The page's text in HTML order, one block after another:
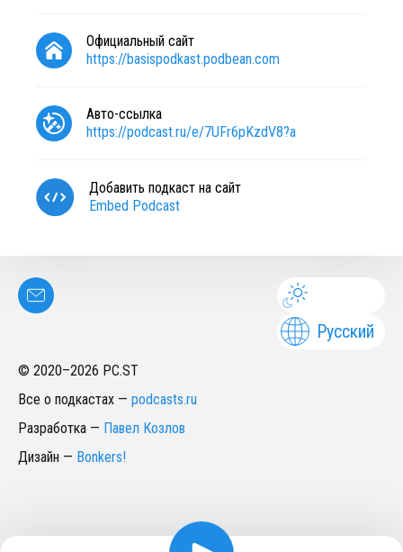
Официальный сайт
https://basispodkast.podbean.com
Авто-ссылка
https://podcast.ru/e/7UFr6pKzdV8?a
Добавить подкаст на сайт
Embed Podcast
Русский
© 2020–2026 PC.ST
Все о подкастах — podcasts.ru
Разработка — Павел Козлов
Дизайн — Bonkers!